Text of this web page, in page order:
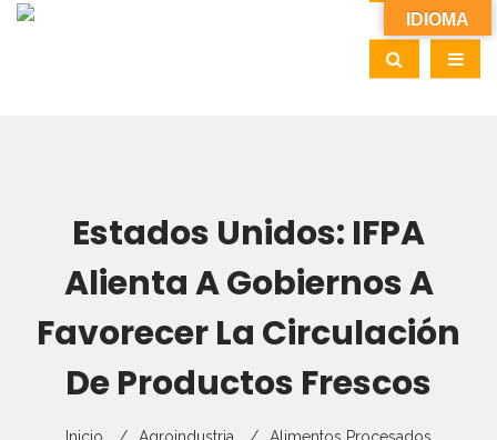
Estados Unidos: IFPA
Alienta A Gobiernos A
Favorecer La Circulación
De Productos Frescos
IDIOMA